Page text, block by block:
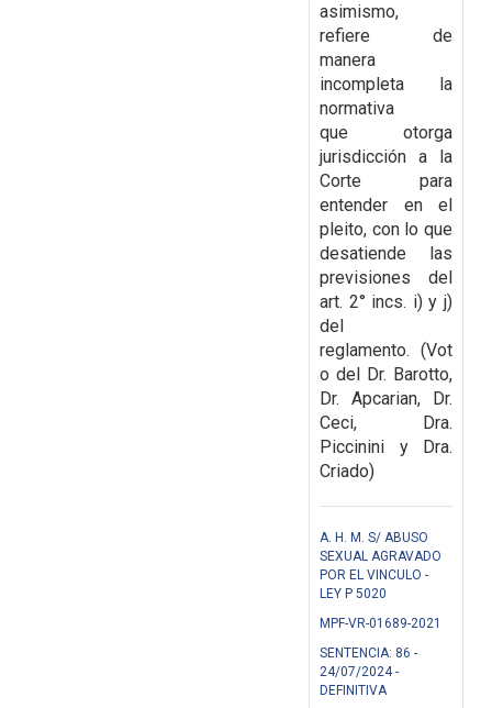
asimismo,
refiere de
manera
incompleta la
normativa
que otorga
jurisdicción a la
Corte para
entender en el
pleito, con lo que
desatiende las
previsiones del
art. 2° incs. i) y j)
del
reglamento. (Vot
o del Dr. Barotto,
Dr. Apcarian, Dr.
Ceci, Dra.
Piccinini y Dra.
Criado)
A. H. M. S/ ABUSO
SEXUAL AGRAVADO
POR EL VINCULO -
LEY P 5020
MPF-VR-01689-2021
SENTENCIA: 86 -
24/07/2024 -
DEFINITIVA